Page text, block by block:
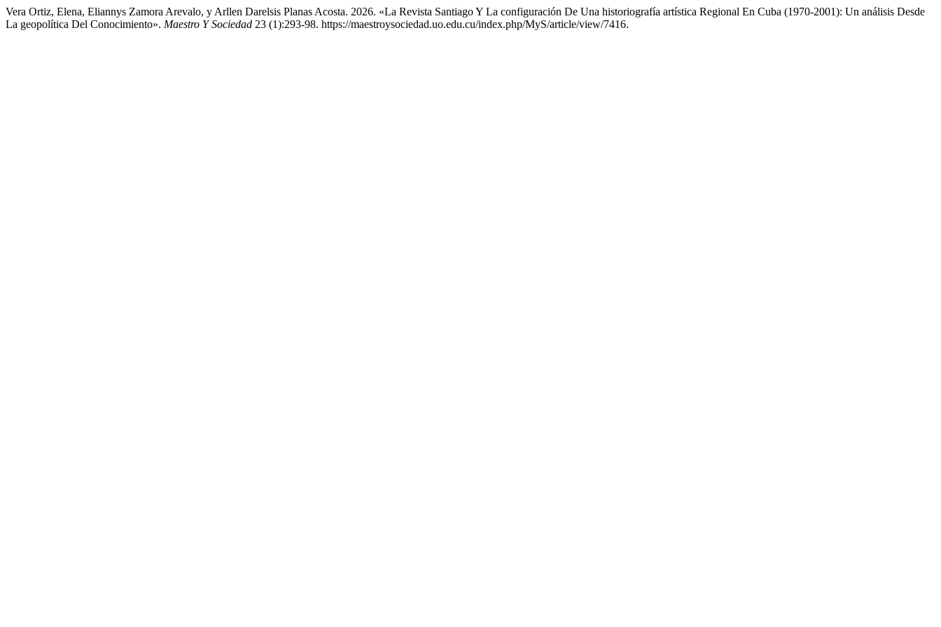
Vera Ortiz, Elena, Eliannys Zamora Arevalo, y Arllen Darelsis Planas Acosta. 2026. «La Revista Santiago Y La configuración De Una historiografía artística Regional En Cuba (1970-2001): Un análisis Desde
La geopolítica Del Conocimiento». Maestro Y Sociedad 23 (1):293-98. https://maestroysociedad.uo.edu.cu/index.php/MyS/article/view/7416.